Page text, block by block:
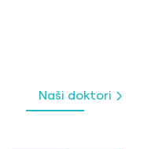
Naši doktori